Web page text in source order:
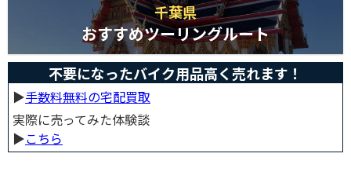
千葉県
おすすめツーリングルート
不要になったバイク用品高く売れます！
▶︎手数料無料の宅配買取
実際に売ってみた体験談
▶︎こちら